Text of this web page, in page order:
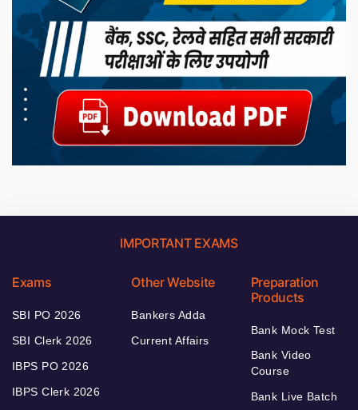
IMPORTANT EXAMS
Exams
SBI PO 2026
SBI Clerk 2026
IBPS PO 2026
IBPS Clerk 2026
Other Website
Bankers Adda
Current Affairs
Preparation
Products
Bank Mock Test
Bank Video
Course
Bank Live Batch